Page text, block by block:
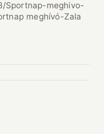
Sportnap-meghivo-
meghívó-Zala